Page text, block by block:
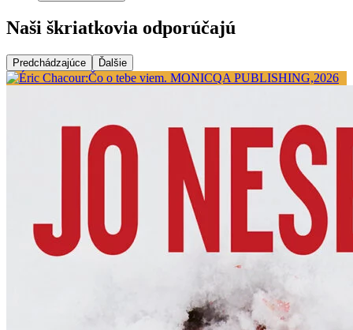
Naši škriatkovia odporúčajú
Predchádzajúce Ďalšie